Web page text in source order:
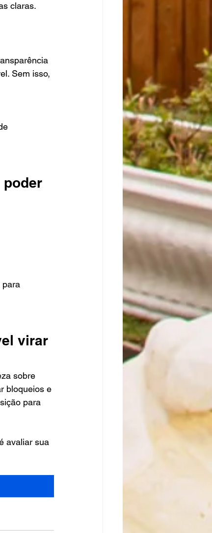
claras.
Sem isso,
poder
para
virar
sobre
bloqueios e
para
avaliar sua